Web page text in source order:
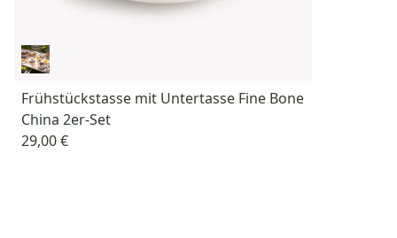
Frühstückstasse mit Untertasse Fine Bone
China 2er-Set
29,00 €